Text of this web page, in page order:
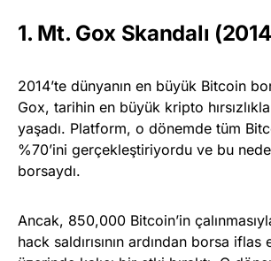
1. Mt. Gox Skandalı
2014’te dünyanın en büyük Bitcoin
Gox, tarihin en büyük kripto
yaşadı. Platform, o dönemde tüm
%70’ini gerçekleştiriyordu ve bu
borsaydı.
Ancak, 850,000 Bitcoin’in
hack saldırısının ardından borsa